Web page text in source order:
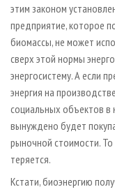
этим законом
предприятие, которое
биомассы, не может
сверх этой нормы
энергосистему. А если
энергия на
социальных объектов в
вынуждено будет
рыночной стоимости.
теряется.
Кстати, биоэнергию